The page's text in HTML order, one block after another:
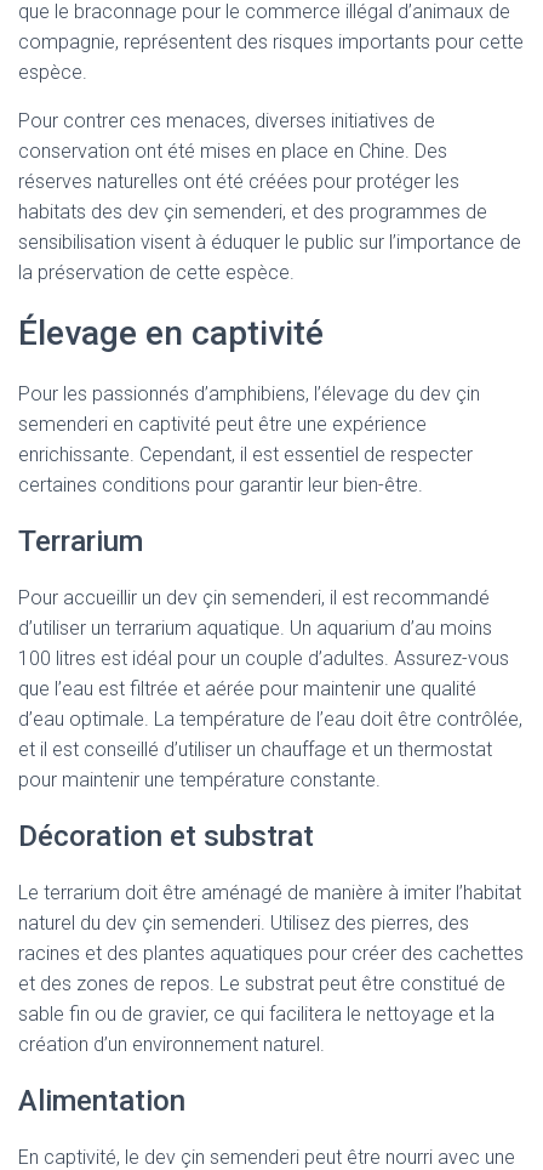
que le braconnage pour le commerce illégal d’animaux de
compagnie, représentent des risques importants pour cette
espèce.
Pour contrer ces menaces, diverses initiatives de
conservation ont été mises en place en Chine. Des
réserves naturelles ont été créées pour protéger les
habitats des dev çin semenderi, et des programmes de
sensibilisation visent à éduquer le public sur l’importance de
la préservation de cette espèce.
Élevage en captivité
Pour les passionnés d’amphibiens, l’élevage du dev çin
semenderi en captivité peut être une expérience
enrichissante. Cependant, il est essentiel de respecter
certaines conditions pour garantir leur bien-être.
Terrarium
Pour accueillir un dev çin semenderi, il est recommandé
d’utiliser un terrarium aquatique. Un aquarium d’au moins
100 litres est idéal pour un couple d’adultes. Assurez-vous
que l’eau est filtrée et aérée pour maintenir une qualité
d’eau optimale. La température de l’eau doit être contrôlée,
et il est conseillé d’utiliser un chauffage et un thermostat
pour maintenir une température constante.
Décoration et substrat
Le terrarium doit être aménagé de manière à imiter l’habitat
naturel du dev çin semenderi. Utilisez des pierres, des
racines et des plantes aquatiques pour créer des cachettes
et des zones de repos. Le substrat peut être constitué de
sable fin ou de gravier, ce qui facilitera le nettoyage et la
création d’un environnement naturel.
Alimentation
En captivité, le dev çin semenderi peut être nourri avec une